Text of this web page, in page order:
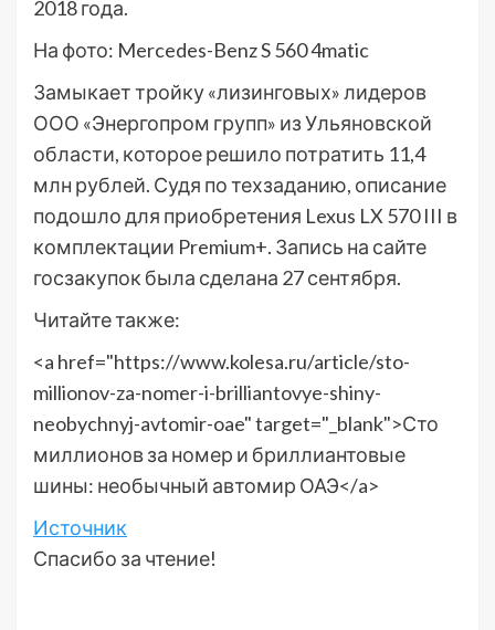
2018 года.
На фото: Mercedes-Benz S 560 4matic
Замыкает тройку «лизинговых» лидеров
ООО «Энергопром групп» из Ульяновской
области, которое решило потратить 11,4
млн рублей. Судя по техзаданию, описание
подошло для приобретения Lexus LX 570 III в
комплектации Premium+. Запись на сайте
госзакупок была сделана 27 сентября.
Читайте также:
<a href="https://www.kolesa.ru/article/sto-
millionov-za-nomer-i-brilliantovye-shiny-
neobychnyj-avtomir-oae" target="_blank">Сто
миллионов за номер и бриллиантовые
шины: необычный автомир ОАЭ</a>
Источник
Спасибо за чтение!